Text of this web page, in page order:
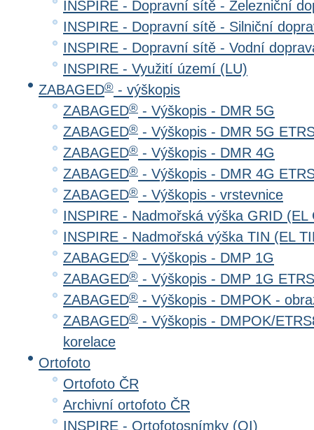
INSPIRE - Dopravní sítě - Železniční
INSPIRE - Dopravní sítě - Silniční
INSPIRE - Dopravní sítě - Vodní
INSPIRE - Využití území (LU)
ZABAGED® - výškopis
ZABAGED® - Výškopis - DMR 5G
ZABAGED® - Výškopis - DMR 5G
ZABAGED® - Výškopis - DMR 4G
ZABAGED® - Výškopis - DMR 4G
ZABAGED® - Výškopis - vrstevnice
INSPIRE - Nadmořská výška GRID (EL
INSPIRE - Nadmořská výška TIN (EL
ZABAGED® - Výškopis - DMP 1G
ZABAGED® - Výškopis - DMP 1G
ZABAGED® - Výškopis - DMPOK -
ZABAGED® - Výškopis - DMPOK/
korelace
Ortofoto
Ortofoto ČR
Archivní ortofoto ČR
INSPIRE - Ortofotosnímky (OI)